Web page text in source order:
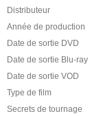
Distributeur
Année de production
Date de sortie DVD
Date de sortie Blu-ray
Date de sortie VOD
Type de film
Secrets de tournage